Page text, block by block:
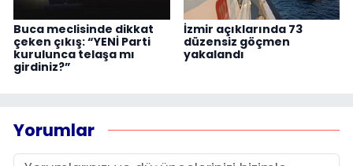
Buca meclisinde dikkat
çeken çıkış: “YENİ Parti
kurulunca telaşa mı
girdiniz?”
İzmir açıklarında 73
düzensiz göçmen
yakalandı
Yorumlar